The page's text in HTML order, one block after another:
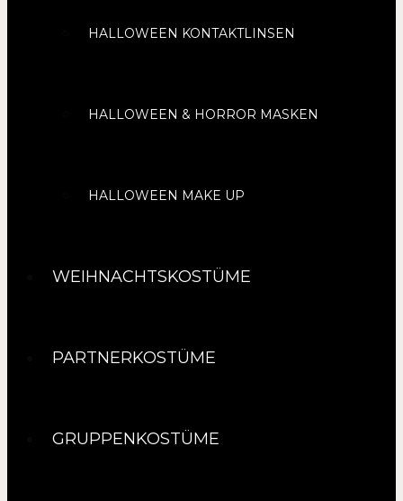
HALLOWEEN KONTAKTLINSEN
HALLOWEEN & HORROR MASKEN
HALLOWEEN MAKE UP
WEIHNACHTSKOSTÜME
PARTNERKOSTÜME
GRUPPENKOSTÜME